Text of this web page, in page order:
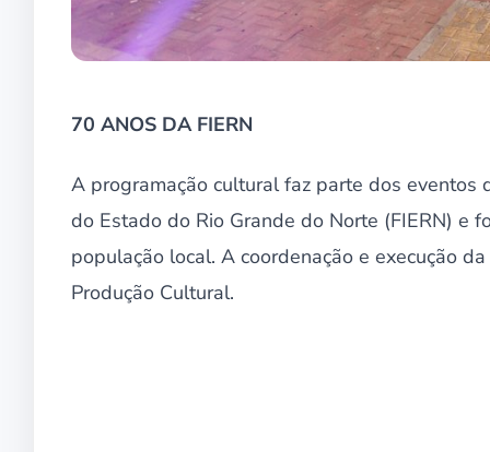
70 ANOS DA FIERN
A programação cultural faz parte dos eventos
do Estado do Rio Grande do Norte (FIERN) e
população local. A coordenação e execução
Produção Cultural.